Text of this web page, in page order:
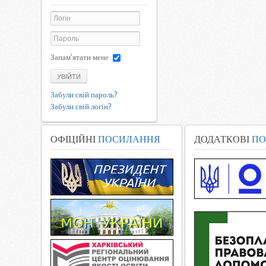
Запам'ятати мене
УВІЙТИ
Забули свій пароль?
Забули свій логін?
ОФІЦІЙНІ ПОСИЛАННЯ ДОДАТКОВІ